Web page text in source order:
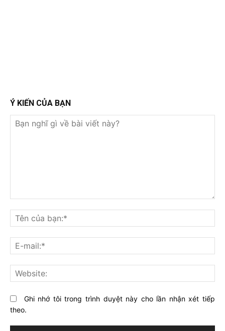
Ý KIẾN CỦA BẠN
nghĩ
gì
về
bài
viết
này?
Ghi nhớ tôi trong trình duyệt này cho lần nhận xét tiếp
theo.